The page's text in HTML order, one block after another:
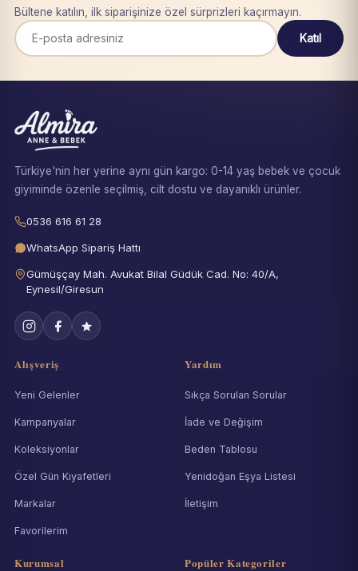
Bültene katılın, ilk siparişinize özel sürprizleri kaçırmayın.
Katıl
Türkiye'nin her yerine aynı gün kargo: 0-14 yaş bebek ve çocuk
giyiminde özenle seçilmiş, cilt dostu ve dayanıklı ürünler.
0536 616 61 28
WhatsApp Sipariş Hattı
Gümüşçay Mah. Avukat Bilal Güdük Cad. No: 40/A,
Eynesil/Giresun
Alışveriş
Yeni Gelenler
Kampanyalar
Koleksiyonlar
Özel Gün Kıyafetleri
Markalar
Favorilerim
Yardım
Sıkça Sorulan Sorular
İade ve Değişim
Beden Tablosu
Yenidoğan Eşya Listesi
İletişim
Kurumsal Popüler Kategoriler